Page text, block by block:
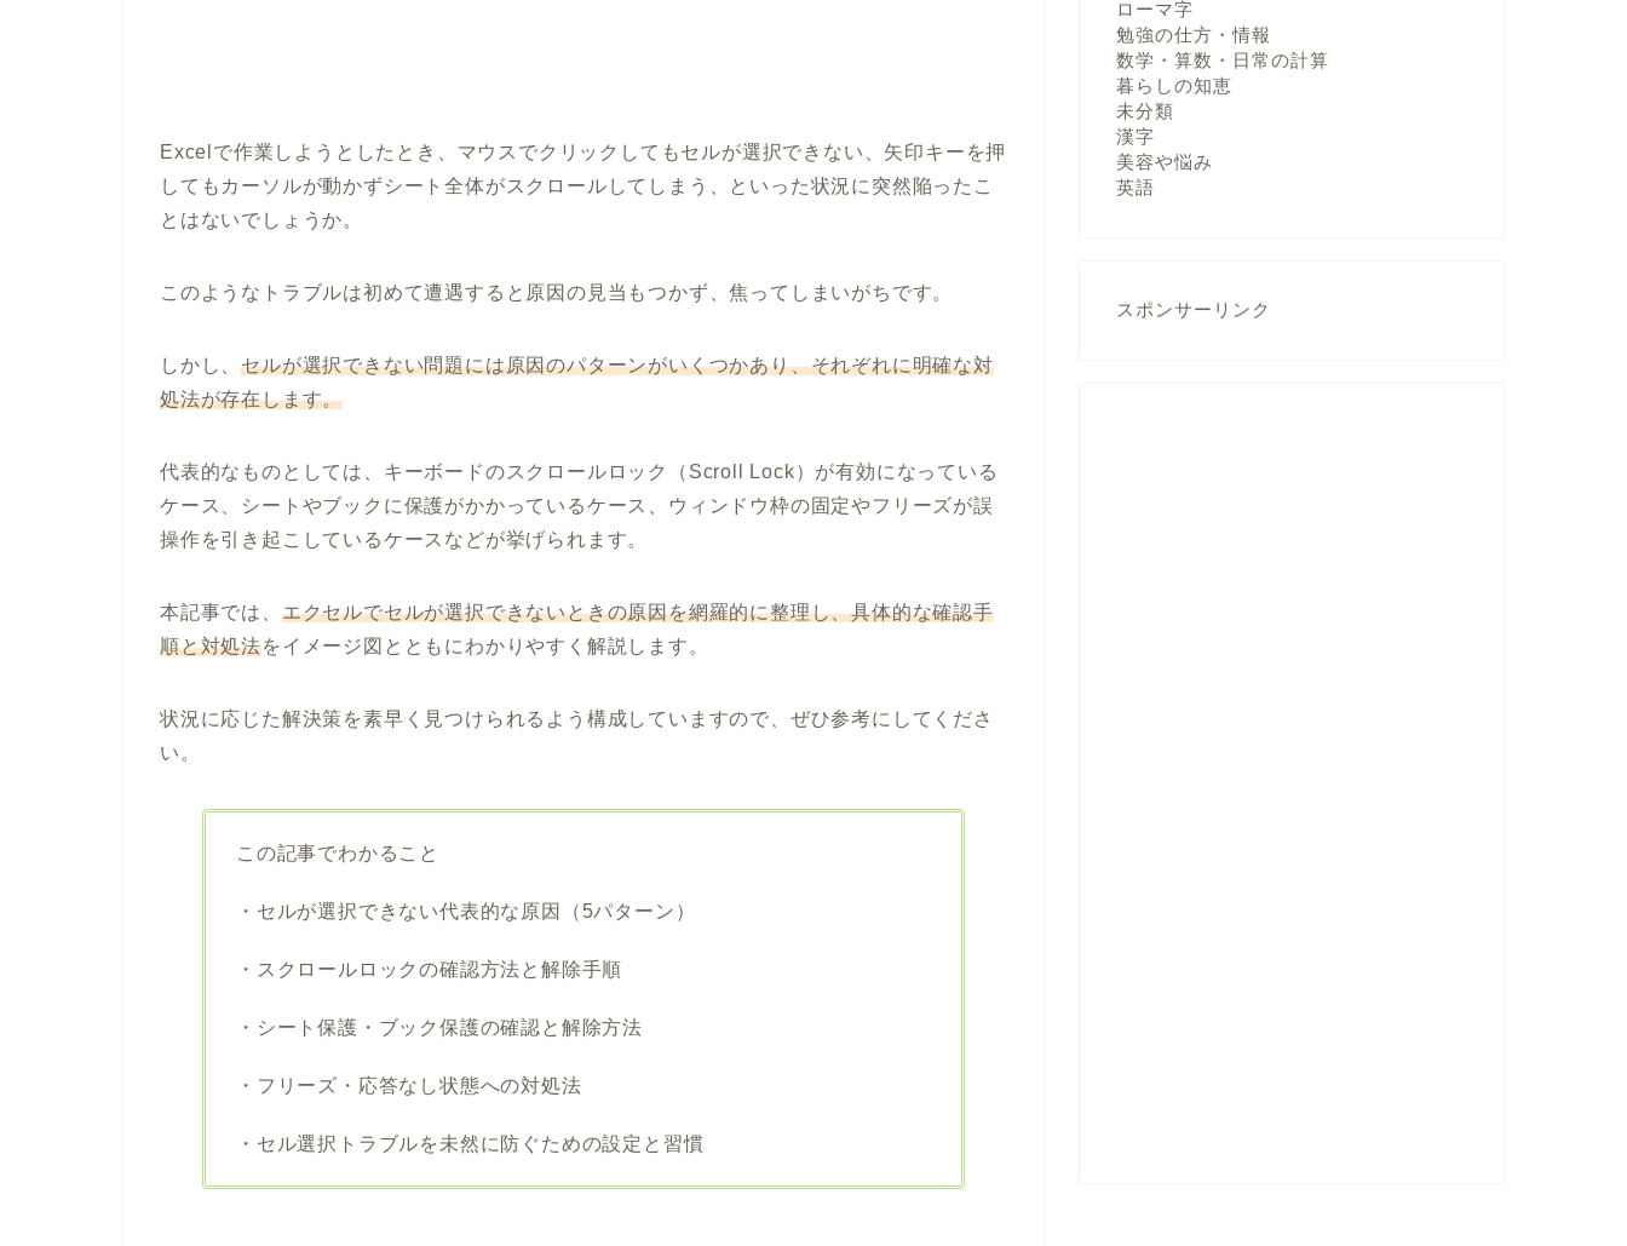
Excelで作業しようとしたとき、マウスでクリックしてもセルが選択できない、矢印キーを押
してもカーソルが動かずシート全体がスクロールしてしまう、といった状況に突然陥ったこ
とはないでしょうか。
このようなトラブルは初めて遭遇すると原因の見当もつかず、焦ってしまいがちです。
しかし、セルが選択できない問題には原因のパターンがいくつかあり、それぞれに明確な対
処法が存在します。
代表的なものとしては、キーボードのスクロールロック（Scroll Lock）が有効になっている
ケース、シートやブックに保護がかかっているケース、ウィンドウ枠の固定やフリーズが誤
操作を引き起こしているケースなどが挙げられます。
本記事では、 エクセルでセルが選択できないときの原因を網羅的に整理し、具体的な確認手
順と対処法をイメージ図とともにわかりやすく解説します。
状況に応じた解決策を素早く見つけられるよう構成していますので、ぜひ参考にしてくださ
い。
この記事でわかること
・セルが選択できない代表的な原因（5パターン）
・スクロールロックの確認方法と解除手順
・シート保護・ブック保護の確認と解除方法
・フリーズ・応答なし状態への対処法
・セル選択トラブルを未然に防ぐための設定と習慣
ローマ字
勉強の仕方・情報
数学・算数・日常の計算
暮らしの知恵
未分類
漢字
美容や悩み
英語
スポンサーリンク